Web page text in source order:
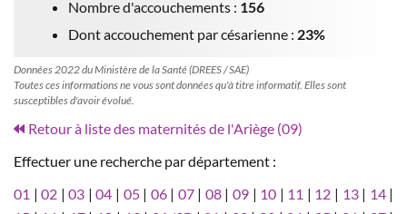
Nombre d'accouchements : 156
Dont accouchement par césarienne : 23%
Données 2022 du Ministère de la Santé (DREES / SAE)
Toutes ces informations ne vous sont données qu'à titre informatif. Elles sont
susceptibles d'avoir évolué.
Retour à liste des maternités de l'Ariège (09)
Effectuer une recherche par département :
01 |02 |03 |04 | 05| 06| 07| 08| 09 | 10 | 11 | 12 | 13| 14|